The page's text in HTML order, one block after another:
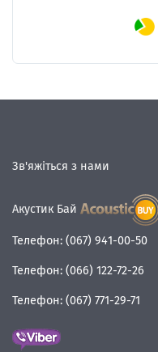
Зв'яжіться з нами
Акустик Бай
Телефон: (067) 941-00-50
Телефон: (066) 122-72-26
Телефон: (067) 771-29-71